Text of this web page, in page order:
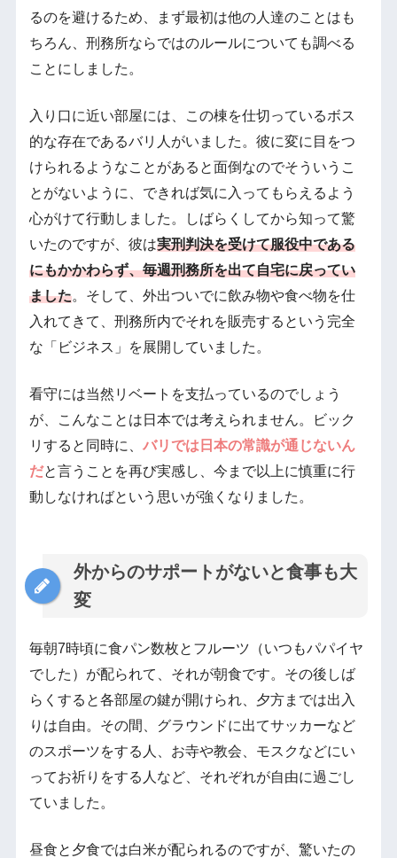
るのを避けるため、まず最初は他の人達のことはも
ちろん、刑務所ならではのルールについても調べる
ことにしました。
入り口に近い部屋には、この棟を仕切っているボス
的な存在であるバリ人がいました。彼に変に目をつ
けられるようなことがあると面倒なのでそういうこ
とがないように、できれば気に入ってもらえるよう
心がけて行動しました。しばらくしてから知って驚
いたのですが、彼は実刑判決を受けて服役中である
にもかかわらず、毎週刑務所を出て自宅に戻ってい
ました。そして、外出ついでに飲み物や食べ物を仕
入れてきて、刑務所内でそれを販売するという完全
な「ビジネス」を展開していました。
看守には当然リベートを支払っているのでしょう
が、こんなことは日本では考えられません。ビック
リすると同時に、 バリでは日本の常識が通じないん
だと言うことを再び実感し、今まで以上に慎重に行
動しなければという思いが強くなりました。
外からのサポートがないと食事も大
変
毎朝7時頃に食パン数枚とフルーツ（いつもパパイヤ
でした）が配られて、それが朝食です。その後しば
らくすると各部屋の鍵が開けられ、夕方までは出入
りは自由。その間、グラウンドに出てサッカーなど
のスポーツをする人、お寺や教会、モスクなどにい
ってお祈りをする人など、それぞれが自由に過ごし
ていました。
昼食と夕食では白米が配られるのですが、驚いたの